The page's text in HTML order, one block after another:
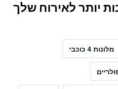
יותר לאירוח שלך
מלונות 4 כוכבי